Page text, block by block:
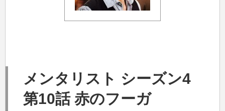
メンタリスト シーズン4
第10話 赤のフーガ